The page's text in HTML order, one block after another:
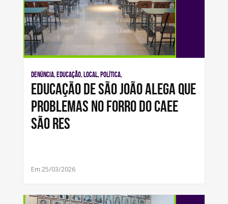
Denúncia, Educação, Local, Política,
Educação de São João alega que
problemas no forro do CAEE
são res
Em 25/03/2026